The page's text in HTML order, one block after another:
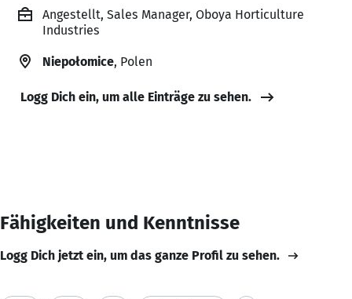
Angestellt, Sales Manager, Oboya Horticulture
Industries
Niepołomice, Polen
Logg Dich ein, um alle Einträge zu sehen.
Fähigkeiten und Kenntnisse
Logg Dich jetzt ein, um das ganze Profil zu sehen.